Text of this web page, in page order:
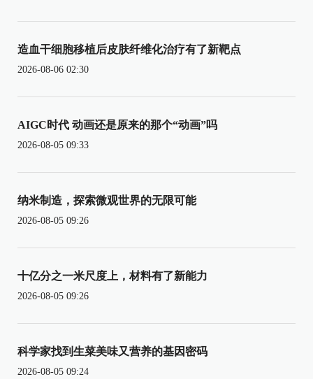
造血干细胞移植后皮肤纤维化治疗有了新靶点
2026-08-06 02:30
AIGC时代 动画还是原来的那个“动画”吗
2026-08-05 09:33
纳米制造，探索微观世界的无限可能
2026-08-05 09:26
十亿分之一米尺度上，材料有了新能力
2026-08-05 09:26
科学家找到生菜美味又营养的基因密码
2026-08-05 09:24